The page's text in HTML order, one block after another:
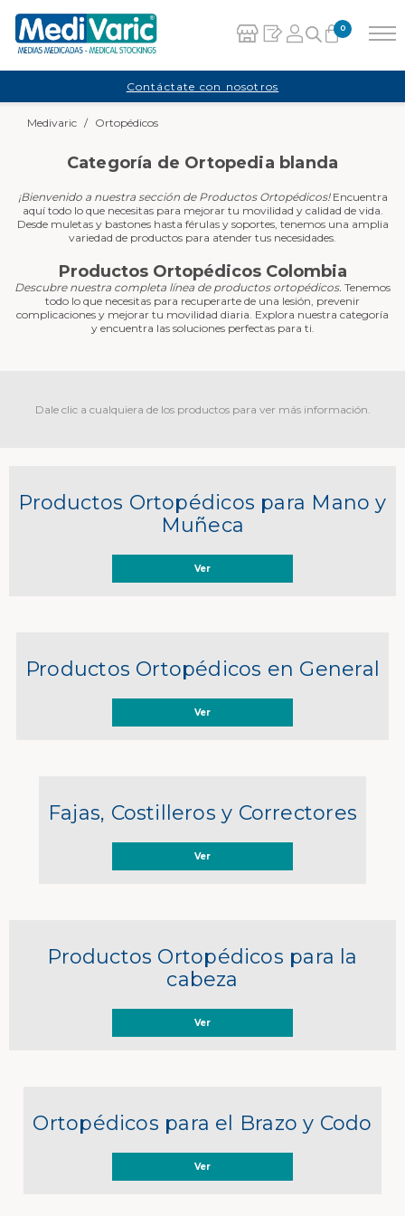
0
Carrito
Contáctate con nosotros
Medivaric / Ortopédicos
Categoría de Ortopedia blanda
¡Bienvenido a nuestra sección de Productos Ortopédicos!Encuentra
aquí todo lo que necesitas para mejorar tu movilidad y calidad de vida.
Desde muletas y bastones hasta férulas y soportes, tenemos una amplia
variedad de productos para atender tus necesidades.
Productos Ortopédicos Colombia
Descubre nuestra completa línea de productos ortopédicos. Tenemos
todo lo que necesitas para recuperarte de una lesión, prevenir
complicaciones y mejorar tu movilidad diaria. Explora nuestra categoría
y encuentra las soluciones perfectas para ti.
Dale clic a cualquiera de los productos para ver más información.
Productos Ortopédicos para Mano y
Muñeca
Ver
Productos Ortopédicos en General
Ver
Fajas, Costilleros y Correctores
Ver
Productos Ortopédicos para la
cabeza
Ver
Ortopédicos para el Brazo y Codo
Ver